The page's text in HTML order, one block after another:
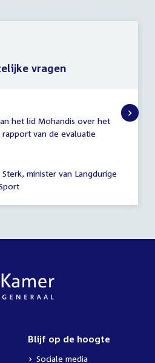
het lid Mohandis over het
van de evaluatie
Sterk, minister van Langdurige
vragen
Blijf op de hoogte
Sociale media